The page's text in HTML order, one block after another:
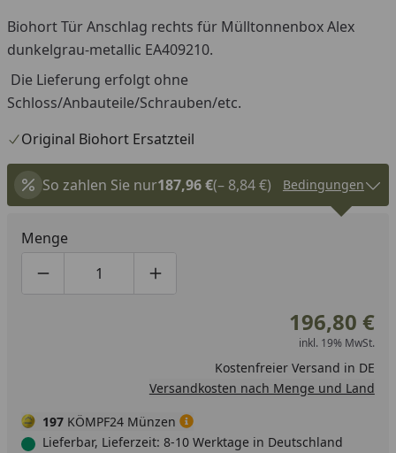
Biohort Tür Anschlag rechts für Mülltonnenbox Alex
dunkelgrau-metallic EA409210.
Die Lieferung erfolgt ohne
Schloss/Anbauteile/Schrauben/etc.
Original Biohort Ersatzteil
So zahlen Sie nur187,96 €(– 8,84 €) Bedingungen
Menge
Produktmenge um eins verringern
Produktmenge manuell eingeben
Produktmenge um eins erhöhen
196,80 €
inkl. 19% MwSt.
Kostenfreier Versand in DE
Versandkosten nach Menge und Land
197 KÖMPF24 Münzen
Lieferbar, Lieferzeit: 8-10 Werktage in Deutschland